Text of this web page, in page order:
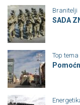
Branitelji
SADA
Top tema